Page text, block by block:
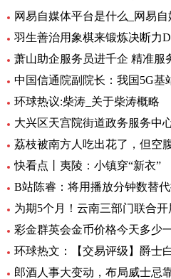
网易自媒体平台是什么_网易
萧山助企服务员进千企 精准服
环球热议:柴涛_关于柴涛概略
荔枝被南方人吃出花了，但空
快看点丨夷陵：小镇穿“新衣”
环球热文：【交易评级】爵士
郎酒人事大变动，布局威士忌